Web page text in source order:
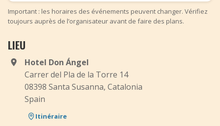
Important : les horaires des événements peuvent changer. Vérifiez
toujours auprès de l’organisateur avant de faire des plans.
LIEU
Hotel Don Ángel
Carrer del Pla de la Torre 14
08398 Santa Susanna, Catalonia
Spain
Itinéraire